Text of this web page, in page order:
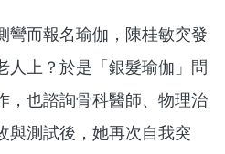
而報名瑜伽，陳桂敏突發
人上？於是「銀髮瑜伽」問
，也諮詢骨科醫師、物理治
與測試後，她再次自我突